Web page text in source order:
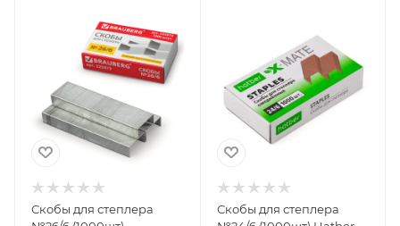
Скобы для степлера
Скобы для степлера